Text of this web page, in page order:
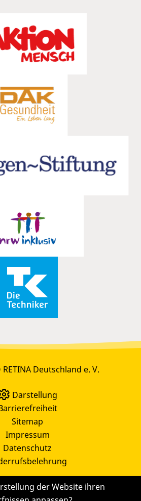
der Website ihren
Deutschland e. V.
Darstellung
Sitemap
Impressum
Datenschutz